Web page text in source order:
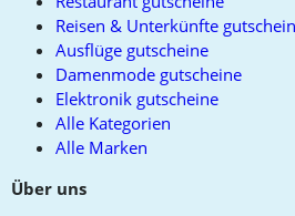
Reisen & Unterkünfte
Ausflüge gutscheine
Damenmode gutscheine
Elektronik gutscheine
Alle Kategorien
Alle Marken
Über uns